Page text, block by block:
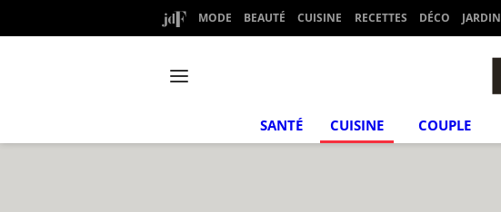
MODE BEAUTÉ CUISINE RECETTES DÉCO JARDIN
SANTÉ CUISINE COUPLE